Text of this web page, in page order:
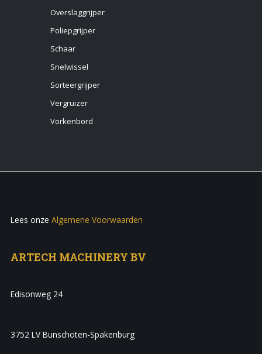
Overslaggrijper
Poliepgrijper
Schaar
Snelwissel
Sorteergrijper
Vergruizer
Vorkenbord
Lees onze Algemene Voorwaarden
ARTECH MACHINERY BV
Edisonweg 24
3752 LV Bunschoten-Spakenburg